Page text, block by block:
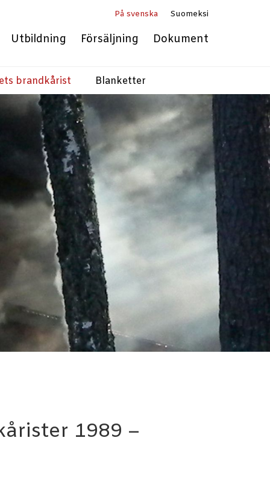
På svenska Suomeksi
Utbildning Försäljning Dokument
brandkårist Blanketter
1989 –